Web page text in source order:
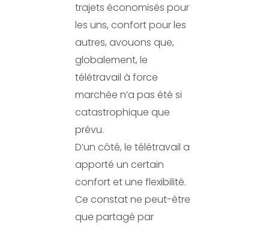
trajets économisés pour
les uns, confort pour les
autres, avouons que,
globalement, le
télétravail à force
marchée n’a pas été si
catastrophique que
prévu.
D’un côté, le télétravail a
apporté un certain
confort et une flexibilité.
Ce constat ne peut-être
que partagé par